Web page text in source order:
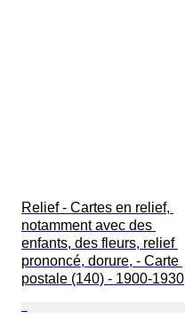
Relief - Cartes en relief,
notamment avec des
enfants, des fleurs, relief
prononcé, dorure, - Carte
postale (140) - 1900-1930